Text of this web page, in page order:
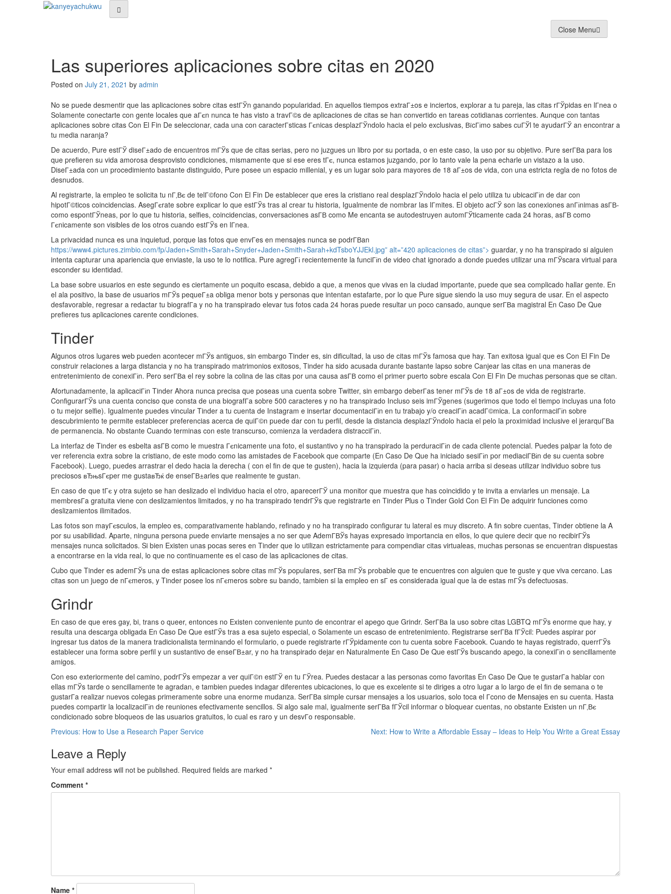
Close Menu
Las superiores aplicaciones sobre citas en 2020
Posted on July 21, 2021 by admin
No se puede desmentir que las aplicaciones sobre citas estГЎn ganando popularidad. En aquellos tiempos extraГ±os e inciertos, explorar a tu pareja, las citas rГЎpidas en lГ­nea o
Solamente conectarte con gente locales que aГєn nunca te has visto a travГ©s de aplicaciones de citas se han convertido en tareas cotidianas corrientes. Aunque con tantas
aplicaciones sobre citas Con El Fin De seleccionar, cada una con caracterГ­sticas Гєnicas desplazГЎndolo hacia el pelo exclusivas, ВїcГіmo sabes cuГЎl te ayudarГЎ an encontrar a
tu media naranja?
De acuerdo, Pure estГЎ diseГ±ado de encuentros mГЎs que de citas serias, pero no juzgues un libro por su portada, o en este caso, la uso por su objetivo. Pure serГ­В­a para los
que prefieren su vida amorosa desprovisto condiciones, mismamente que si ese eres tГє, nunca estamos juzgando, por lo tanto vale la pena echarle un vistazo a la uso.
DiseГ±ada con un procedimiento bastante distinguido, Pure posee un espacio millenial, y es un lugar solo para mayores de 18 aГ±os de vida, con una estricta regla de no fotos de
desnudos.
Al registrarte, la empleo te solicita tu nГ‚Вє de telГ©fono Con El Fin De establecer que eres la cristiano real desplazГЎndolo hacia el pelo utiliza tu ubicaciГіn de dar con
hipotГ©ticos coincidencias. AsegГєrate sobre explicar lo que estГЎs tras al crear tu historia, Igualmente de nombrar las lГ­mites. El objeto acГЎ son las conexiones anГіnimas asГ­В­
como espontГЎneas, por lo que tu historia, selfies, coincidencias, conversaciones asГ­В­ como Me encanta se autodestruyen automГЎticamente cada 24 horas, asГ­В­ como
Гєnicamente son visibles de los otros cuando estГЎs en lГ­nea.
La privacidad nunca es una inquietud, porque las fotos que envГ­es en mensajes nunca se podrГ­В­an
https://www4.pictures.zimbio.com/fp/Jaden+Smith+Sarah+Snyder+Jaden+Smith+Sarah+kdTsboYJJEkl.jpg” alt=”420 aplicaciones de citas”> guardar, y no ha transpirado si alguien
intenta capturar una apariencia que enviaste, la uso te lo notifica. Pure agregГі recientemente la funciГіn de video chat ignorado a donde puedes utilizar una mГЎscara virtual para
esconder su identidad.
La base sobre usuarios en este segundo es ciertamente un poquito escasa, debido a que, a menos que vivas en la ciudad importante, puede que sea complicado hallar gente. En
el ala positivo, la base de usuarios mГЎs pequeГ±a obliga menor bots y personas que intentan estafarte, por lo que Pure sigue siendo la uso muy segura de usar. En el aspecto
desfavorable, regresar a redactar tu biografГ­a y no ha transpirado elevar tus fotos cada 24 horas puede resultar un poco cansado, aunque serГ­В­a magistral En Caso De Que
prefieres tus aplicaciones carente condiciones.
Tinder
Algunos otros lugares web pueden acontecer mГЎs antiguos, sin embargo Tinder es, sin dificultad, la uso de citas mГЎs famosa que hay. Tan exitosa igual que es Con El Fin De
construir relaciones a larga distancia y no ha transpirado matrimonios exitosos, Tinder ha sido acusada durante bastante lapso sobre Canjear las citas en una maneras de
entretenimiento de conexiГіn. Pero serГ­В­a el rey sobre la colina de las citas por una causa asГ­В­ como el primer puerto sobre escala Con El Fin De muchas personas que se citan.
Afortunadamente, la aplicaciГіn Tinder Ahora nunca precisa que poseas una cuenta sobre Twitter, sin embargo deberГ­as tener mГЎs de 18 aГ±os de vida de registrarte.
ConfigurarГЎs una cuenta conciso que consta de una biografГ­a sobre 500 caracteres y no ha transpirado Incluso seis imГЎgenes (sugerimos que todo el tiempo incluyas una foto
o tu mejor selfie). Igualmente puedes vincular Tinder a tu cuenta de Instagram e insertar documentaciГіn en tu trabajo y/o creaciГіn acadГ©mica. La conformaciГіn sobre
descubrimiento te permite establecer preferencias acerca de quiГ©n puede dar con tu perfil, desde la distancia desplazГЎndolo hacia el pelo la proximidad inclusive el jerarquГ­В­a
de permanencia. No obstante Cuando terminas con este transcurso, comienza la verdadera distracciГіn.
La interfaz de Tinder es esbelta asГ­В­ como le muestra Гєnicamente una foto, el sustantivo y no ha transpirado la perduraciГіn de cada cliente potencial. Puedes palpar la foto de
ver referencia extra sobre la cristiano, de este modo como las amistades de Facebook que comparte (En Caso De Que ha iniciado sesiГіn por mediaciГ­Віn de su cuenta sobre
Facebook). Luego, puedes arrastrar el dedo hacia la derecha ( con el fin de que te gusten), hacia la izquierda (para pasar) o hacia arriba si deseas utilizar individuo sobre tus
preciosos вЂњsГєper me gustaвЂќ de enseГ­В±arles que realmente te gustan.
En caso de que tГє y otra sujeto se han deslizado el individuo hacia el otro, aparecerГЎ una monitor que muestra que has coincidido y te invita a enviarles un mensaje. La
membresГ­a gratuita viene con deslizamientos limitados, y no ha transpirado tendrГЎs que registrarte en Tinder Plus o Tinder Gold Con El Fin De adquirir funciones como
deslizamientos ilimitados.
Las fotos son mayГєsculos, la empleo es, comparativamente hablando, refinado y no ha transpirado configurar tu lateral es muy discreto. A fin sobre cuentas, Tinder obtiene la A
por su usabilidad. Aparte, ninguna persona puede enviarte mensajes a no ser que AdemГ­ВЎs hayas expresado importancia en ellos, lo que quiere decir que no recibirГЎs
mensajes nunca solicitados. Si bien Existen unas pocas seres en Tinder que lo utilizan estrictamente para compendiar citas virtualeas, muchas personas se encuentran dispuestas
a encontrarse en la vida real, lo que no continuamente es el caso de las aplicaciones de citas.
Cubo que Tinder es ademГЎs una de estas aplicaciones sobre citas mГЎs populares, serГ­В­a mГЎs probable que te encuentres con alguien que te guste y que viva cercano. Las
citas son un juego de nГєmeros, y Tinder posee los nГєmeros sobre su bando, tambien si la empleo en sГ­ es considerada igual que la de estas mГЎs defectuosas.
Grindr
En caso de que eres gay, bi, trans o queer, entonces no Existen conveniente punto de encontrar el apego que Grindr. SerГ­В­a la uso sobre citas LGBTQ mГЎs enorme que hay, y
resulta una descarga obligada En Caso De Que estГЎs tras a esa sujeto especial, o Solamente un escaso de entretenimiento. Registrarse serГ­В­a fГЎcil: Puedes aspirar por
ingresar tus datos de la manera tradicionalista terminando el formulario, o puede registrarte rГЎpidamente con tu cuenta sobre Facebook. Cuando te hayas registrado, querrГЎs
establecer una forma sobre perfil y un sustantivo de enseГ­В±ar, y no ha transpirado dejar en Naturalmente En Caso De Que estГЎs buscando apego, la conexiГіn o sencillamente
amigos.
Con eso exteriormente del camino, podrГЎs empezar a ver quiГ©n estГЎ en tu ГЎrea. Puedes destacar a las personas como favoritas En Caso De Que te gustarГ­a hablar con
ellas mГЎs tarde o sencillamente te agradan, e tambien puedes indagar diferentes ubicaciones, lo que es excelente si te diriges a otro lugar a lo largo de el fin de semana o te
gustarГ­a realizar nuevos colegas primeramente sobre una enorme mudanza. SerГ­В­a simple cursar mensajes a los usuarios, solo toca el Г­cono de Mensajes en su cuenta. Hasta
puedes compartir la localizaciГіn de reuniones efectivamente sencillos. Si algo sale mal, igualmente serГ­В­a fГЎcil informar o bloquear cuentas, no obstante Existen un nГ‚Вє
condicionado sobre bloqueos de las usuarios gratuitos, lo cual es raro y un desvГ­o responsable.
Previous: How to Use a Research Paper Service Next: How to Write a Affordable Essay – Ideas to Help You Write a Great Essay
Leave a Reply
Your email address will not be published. Required fields are marked *
Comment *
Name *